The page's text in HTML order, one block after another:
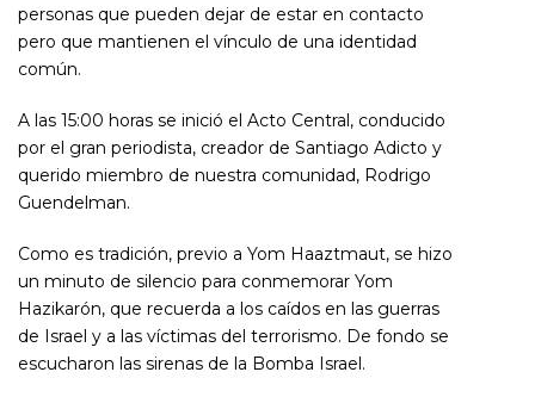
personas que pueden dejar de estar en contacto
pero que mantienen el vínculo de una identidad
común.
A las 15:00 horas se inició el Acto Central, conducido
por el gran periodista, creador de Santiago Adicto y
querido miembro de nuestra comunidad, Rodrigo
Guendelman.
Como es tradición, previo a Yom Haaztmaut, se hizo
un minuto de silencio para conmemorar Yom
Hazikarón, que recuerda a los caídos en las guerras
de Israel y a las víctimas del terrorismo. De fondo se
escucharon las sirenas de la Bomba Israel.